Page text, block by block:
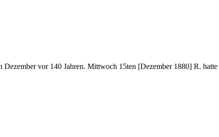
vor 140 Jah­ren. Mitt­woch 15ten [De­zem­ber 1880] R.